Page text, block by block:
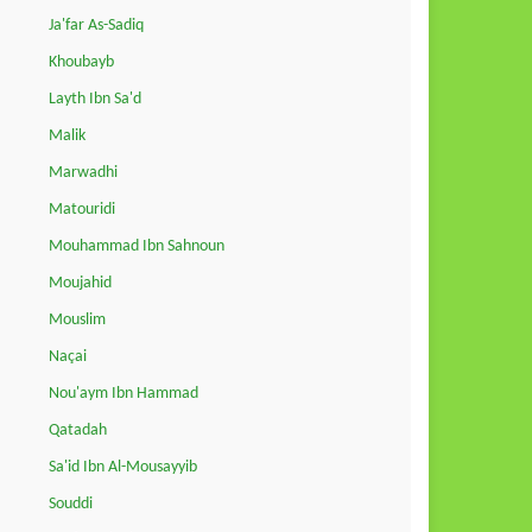
Ja'far As-Sadiq
Khoubayb
Layth Ibn Sa'd
Malik
Marwadhi
Matouridi
Mouhammad Ibn Sahnoun
Moujahid
Mouslim
Naçai
Nou'aym Ibn Hammad
Qatadah
Sa'id Ibn Al-Mousayyib
Souddi